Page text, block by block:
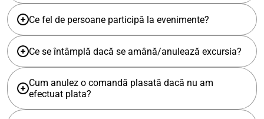
Ce fel de persoane participă la evenimente?
Ce se întâmplă dacă se amână/anulează excursia?
Cum anulez o comandă plasată dacă nu am
efectuat plata?